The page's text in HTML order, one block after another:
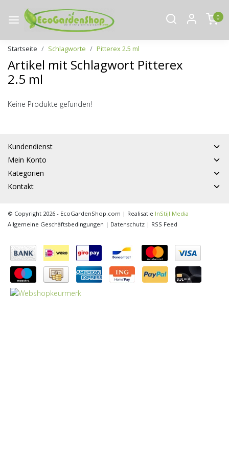
0
Startseite Schlagworte Pitterex 2.5 ml
Artikel mit Schlagwort Pitterex
2.5 ml
Keine Produkte gefunden!
Kundendienst
Mein Konto
Kategorien
Kontakt
© Copyright 2026 - EcoGardenShop.com | Realisatie InStijl Media
Allgemeine Geschäftsbedingungen | Datenschutz | RSS Feed